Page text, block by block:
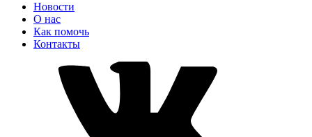
Новости
О нас
Как помочь
Контакты